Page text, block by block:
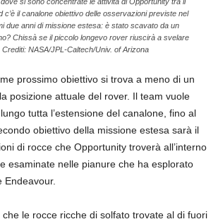
si sono concentrate le attività di Opportunity tra il
c’è il canalone obiettivo delle osservazioni previste nel
due anni di missione estesa: è stato scavato da un
Chissà se il piccolo longevo rover riuscirà a svelare
Crediti: NASA/JPL-Caltech/Univ. of Arizona
prossimo obiettivo si trova a meno di un
posizione attuale del rover. Il team vuole
tutta l’estensione del canalone, fino al
obiettivo della missione estesa sarà il
di rocce che Opportunity troverà all’interno
esaminate nelle pianure che ha esplorato
Endeavour.
le rocce ricche di solfato trovate al di fuori